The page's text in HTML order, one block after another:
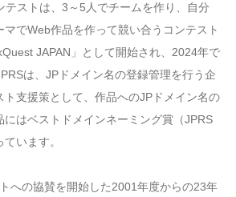
テストは、3～5人でチームを作り、自分
マでWeb作品を作って競い合うコンテスト
JAPAN」として開始され、2024年で
は、JPドメイン名の登録管理を行う企
ト支援策として、作品へのJPドメイン名の
にはベストドメインネーミング賞（JPRS
います。
への協賛を開始した2001年度からの23年